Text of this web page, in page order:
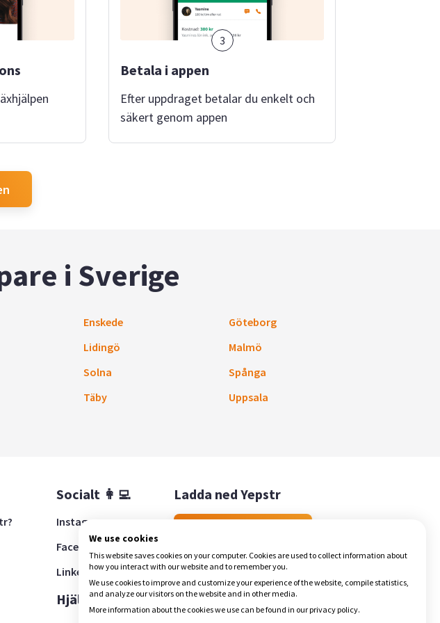
3
Betala i appen
Efter uppdraget betalar du enkelt och
säkert genom appen
i Sverige
Enskede
Göteborg
Lidingö
Malmö
Solna
Spånga
Täby
Uppsala
Socialt 👩‍💻
Instagram
Facebook
LinkedIn
Hjälp 🚨
Ladda ned Yepstr
We use cookies
This website saves cookies on your computer. Cookies are used to collect information about
how you interact with our website and to remember you.
We use cookies to improve and customize your experience of the website, compile statistics,
and analyze our visitors on the website and in other media.
More information about the cookies we use can be found in our privacy policy.